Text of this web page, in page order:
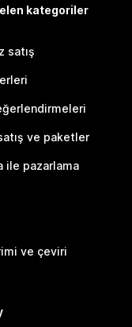
kategoriler
satış
ve paketler
ile pazarlama
ve çeviri